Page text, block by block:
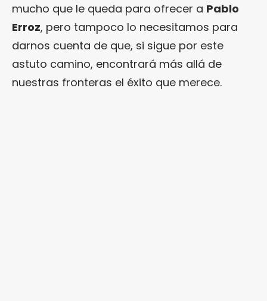
mucho que le queda para ofrecer a Pablo
Erroz, pero tampoco lo necesitamos para
darnos cuenta de que, si sigue por este
astuto camino, encontrará más allá de
nuestras fronteras el éxito que merece.